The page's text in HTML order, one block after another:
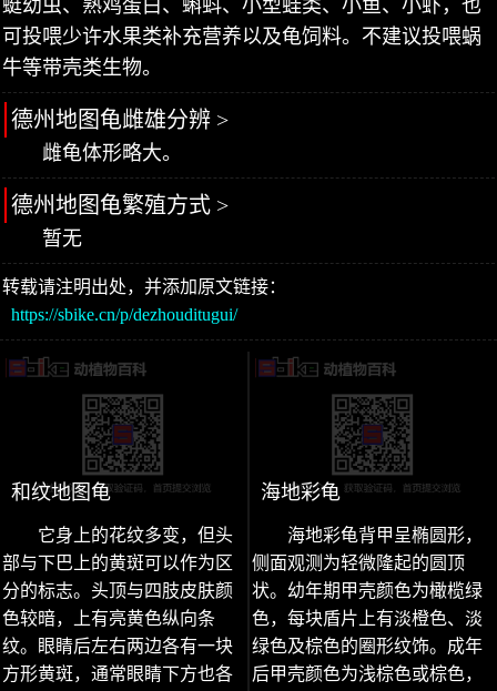
蜓幼虫、熟鸡蛋白、蝌蚪、小型蛙类、小鱼、小虾，也
可投喂少许水果类补充营养以及龟饲料。不建议投喂蜗
牛等带壳类生物。
德州地图龟雌雄分辨 >
雌龟体形略大。
德州地图龟繁殖方式 >
暂无
转载请注明出处，并添加原文链接：
https://sbike.cn/p/dezhouditugui/
和纹地图龟
它身上的花纹多变，但头
部与下巴上的黄斑可以作为区
分的标志。头顶与四肢皮肤颜
色较暗，上有亮黄色纵向条
纹。眼睛后左右两边各有一块
方形黄斑，通常眼睛下方也各
海地彩龟
海地彩龟背甲呈椭圆形，
侧面观测为轻微隆起的圆顶
状。幼年期甲壳颜色为橄榄绿
色，每块盾片上有淡橙色、淡
绿色及棕色的圈形纹饰。成年
后甲壳颜色为浅棕色或棕色，